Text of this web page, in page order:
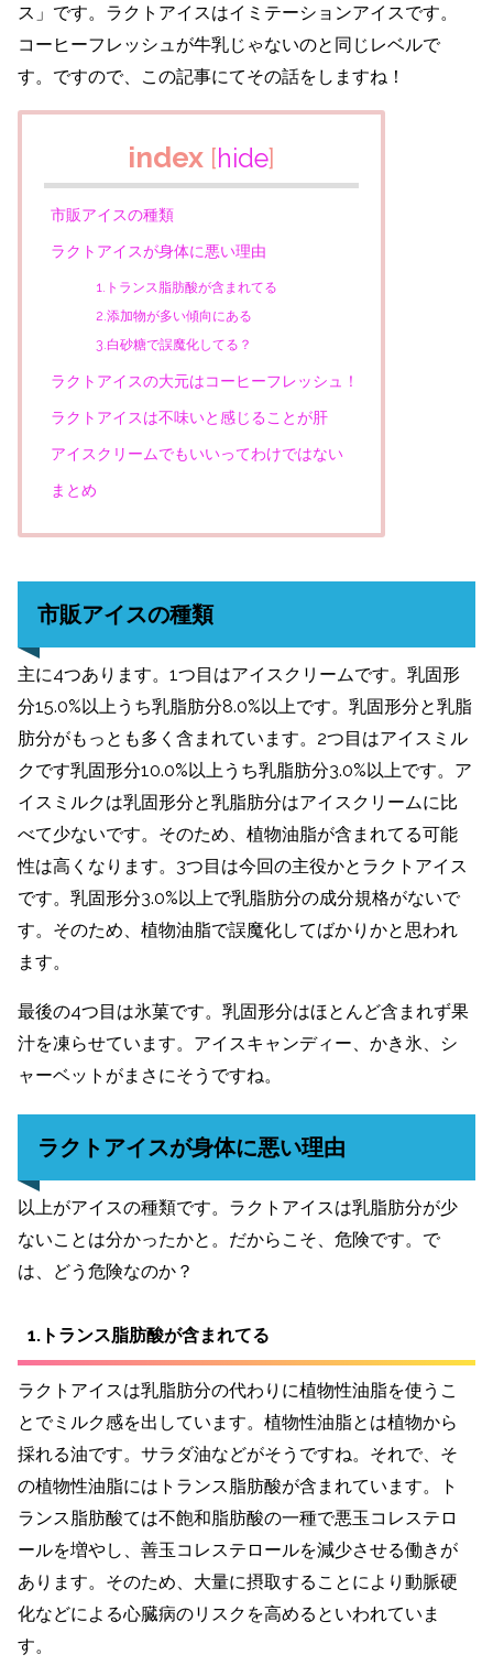
ス」です。ラクトアイスはイミテーションアイスです。
コーヒーフレッシュが牛乳じゃないのと同じレベルで
す。ですので、この記事にてその話をしますね！
index [hide]
市販アイスの種類
ラクトアイスが身体に悪い理由
1.トランス脂肪酸が含まれてる
2.添加物が多い傾向にある
3.白砂糖で誤魔化してる？
ラクトアイスの大元はコーヒーフレッシュ！
ラクトアイスは不味いと感じることが肝
アイスクリームでもいいってわけではない
まとめ
市販アイスの種類
主に4つあります。1つ目はアイスクリームです。乳固形
分15.0%以上うち乳脂肪分8.0%以上です。乳固形分と乳脂
肪分がもっとも多く含まれています。2つ目はアイスミル
クです乳固形分10.0%以上うち乳脂肪分3.0%以上です。ア
イスミルクは乳固形分と乳脂肪分はアイスクリームに比
べて少ないです。そのため、植物油脂が含まれてる可能
性は高くなります。3つ目は今回の主役かとラクトアイス
です。乳固形分3.0%以上で乳脂肪分の成分規格がないで
す。そのため、植物油脂で誤魔化してばかりかと思われ
ます。
最後の4つ目は氷菓です。乳固形分はほとんど含まれず果
汁を凍らせています。アイスキャンディー、かき氷、シ
ャーベットがまさにそうですね。
ラクトアイスが身体に悪い理由
以上がアイスの種類です。ラクトアイスは乳脂肪分が少
ないことは分かったかと。だからこそ、危険です。で
は、どう危険なのか？
1.トランス脂肪酸が含まれてる
ラクト アイスは乳脂肪分の代わりに植物性油脂を使うこ
とでミルク感を出しています。植物性油脂とは植物から
採れる油です。サラダ油などがそうですね。それで、そ
の植物性油脂にはトランス脂肪酸が含まれています。ト
ランス脂肪酸ては不飽和脂肪酸の一種で悪玉コレステロ
ールを増やし、善玉コレステロールを減少させる働きが
あります。そのため、大量に摂取することにより動脈硬
化などによる心臓病のリスクを高めるといわれていま
す。